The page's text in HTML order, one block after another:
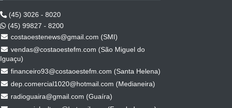
(45) 3026 - 8020
(45) 99827 - 8200
costaoestenews@gmail.com (SMI)
vendas@costaoestefm.com (São Miguel do
Iguaçu)
financeiro93@costaoestefm.com (Santa Helena)
dep.comercial1020@hotmail.com (Medianeira)
radioguaira@gmail.com (Guaíra)